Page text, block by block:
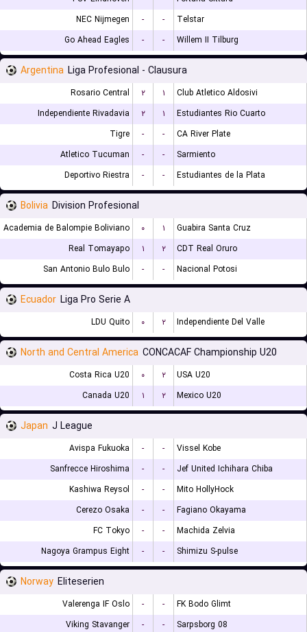
NEC Nijmegen
- -
Telstar
Go Ahead Eagles
- - Willem II Tilburg
Argentina Liga Profesional - Clausura
Rosario Central ۲ ۱
Club Atletico Aldosivi
Independiente Rivadavia
۲ ۱
Estudiantes Rio Cuarto
Tigre
- -
CA River Plate
Atletico Tucuman
- -
Sarmiento
Deportivo Riestra
- - Estudiantes de la Plata
Bolivia Division Profesional
Academia de Balompie Boliviano ۰ ۱
Guabira Santa Cruz
Real Tomayapo
۱ ۲
CDT Real Oruro
San Antonio Bulo Bulo
- - Nacional Potosi
Ecuador Liga Pro Serie A
LDU Quito ۰ ۲ Independiente Del Valle
North and Central America CONCACAF Championship U20
Costa Rica U20 ۰ ۲
USA U20
Canada U20
۱ ۲ Mexico U20
Japan J League
Avispa Fukuoka - -
Vissel Kobe
Sanfrecce Hiroshima
- -
Jef United Ichihara Chiba
Kashiwa Reysol
- -
Mito HollyHock
Cerezo Osaka
- -
Fagiano Okayama
FC Tokyo
- -
Machida Zelvia
Nagoya Grampus Eight
- - Shimizu S-pulse
Norway Eliteserien
Valerenga IF Oslo - -
FK Bodo Glimt
Viking Stavanger
- -
Sarpsborg 08